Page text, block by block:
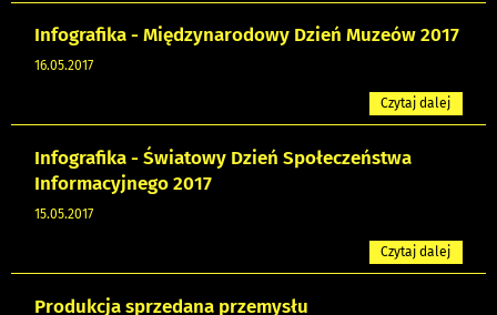
Infografika - Międzynarodowy Dzień Muzeów 2017
16.05.2017
Czytaj dalej
Infografika - Światowy Dzień Społeczeństwa
Informacyjnego 2017
15.05.2017
Czytaj dalej
Produkcja sprzedana przemysłu